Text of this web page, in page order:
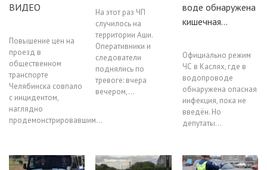
ВИДЕО
Повышение цен на
проезд в
общественном
транспорте
Челябинска совпало
с инцидентом,
наглядно
продемонстрировавшим…
На этот раз ЧП
случилось на
территории Аши.
Оперативники и
следователи
поднялись по
тревоге: вчера
вечером,…
воде обнаружена
кишечная…
Официально режим
ЧС в Каслях, где в
водопроводе
обнаружена опасная
инфекция, пока не
введён. Но
депутаты…